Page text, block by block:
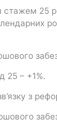
25
25 – +1%.
з